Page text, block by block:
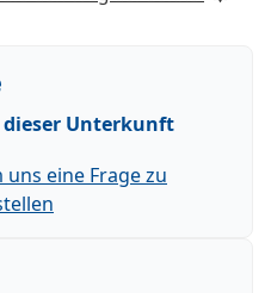
dieser Unterkunft
uns eine Frage zu